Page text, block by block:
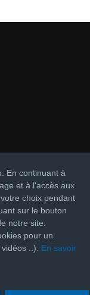
En continuant à
et à l'accès aux
choix pendant
sur le bouton
notre site.
pour un
..). En savoir